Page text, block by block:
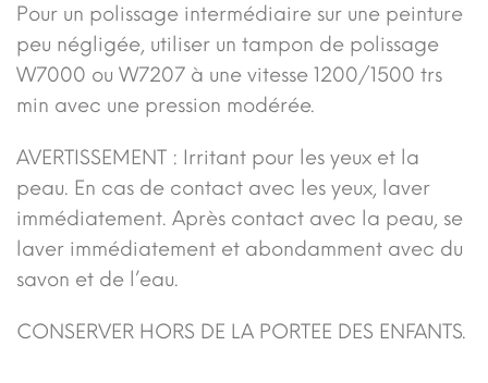
Pour un polissage intermédiaire sur une peinture
peu négligée, utiliser un tampon de polissage
W7000 ou W7207 à une vitesse 1200/1500 trs
min avec une pression modérée.
AVERTISSEMENT : Irritant pour les yeux et la
peau. En cas de contact avec les yeux, laver
immédiatement. Après contact avec la peau, se
laver immédiatement et abondamment avec du
savon et de l’eau.
CONSERVER HORS DE LA PORTEE DES ENFANTS.